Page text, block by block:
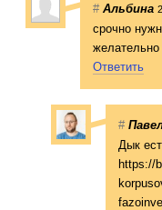
# Альбина
срочно
желательно
Ответить
#
Дык
https://